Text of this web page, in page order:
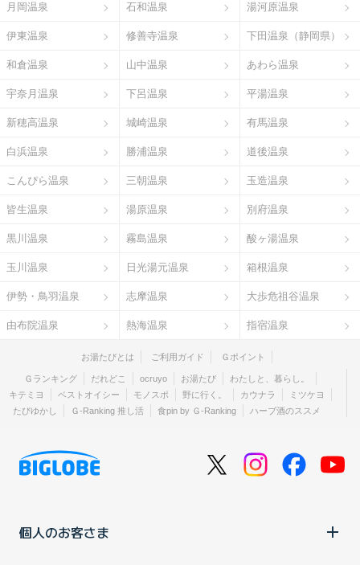
月岡温泉 石和温泉 湯河原温泉
伊東温泉 修善寺温泉 下田温泉（静岡県）
和倉温泉 山中温泉 あわら温泉
宇奈月温泉 下呂温泉 平湯温泉
新穂高温泉 城崎温泉 有馬温泉
白浜温泉 勝浦温泉 道後温泉
こんぴら温泉 三朝温泉 玉造温泉
皆生温泉 湯原温泉 別府温泉
黒川温泉 霧島温泉 酸ヶ湯温泉
玉川温泉 日光湯元温泉 箱根温泉
伊勢・鳥羽温泉 志摩温泉 大歩危祖谷温泉
由布院温泉 熱海温泉 指宿温泉
お湯たびとは ご利用ガイド Ｇポイント
Ｇランキング だれどこ ocruyo お湯たび
わたしと、暮らし。
キテミヨ
ベストオイシー モノスポ 野に行く。 カウナラ
ミツケヨ
たびゆかし
Ｇ-Ranking 推し活 食pin by Ｇ-Ranking ハーブ酒のススメ
個人のお客さま